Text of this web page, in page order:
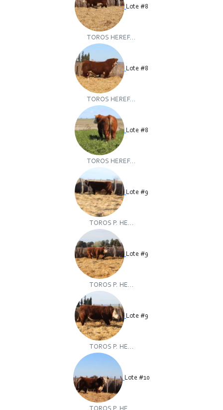
Lote #8
TOROS HEREF...
Lote #8
TOROS HEREF...
Lote #8
TOROS HEREF...
Lote #9
TOROS P. HE...
Lote #9
TOROS P. HE...
Lote #9
TOROS P. HE...
Lote #10